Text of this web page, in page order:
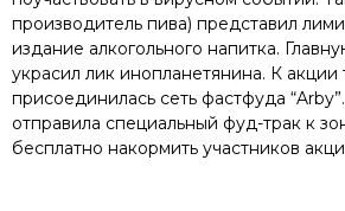
производитель пива) представил
издание алкогольного напитка.
украсил лик инопланетянина. К акции
присоединилась сеть фастфуда
отправила специальный фуд-трак к
бесплатно накормить участников